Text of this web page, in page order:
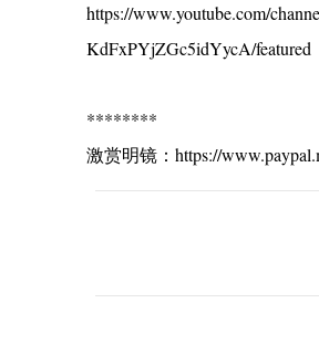
https://www.youtube.com/
KdFxPYjZGc5idYycA/featured
********
激赏明镜：https://